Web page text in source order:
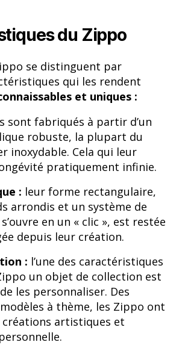
du Zippo
se distinguent par
qui les rendent
et uniques :
sont fabriqués à partir d’un
robuste, la plupart du
inoxydable. Cela qui leur
pratiquement infinie.
: leur forme rectangulaire,
arrondis et un système de
en un « clic », est restée
depuis leur création.
: l’une des caractéristiques
un objet de collection est
les personnaliser. Des
à thème, les Zippo ont
créations artistiques et